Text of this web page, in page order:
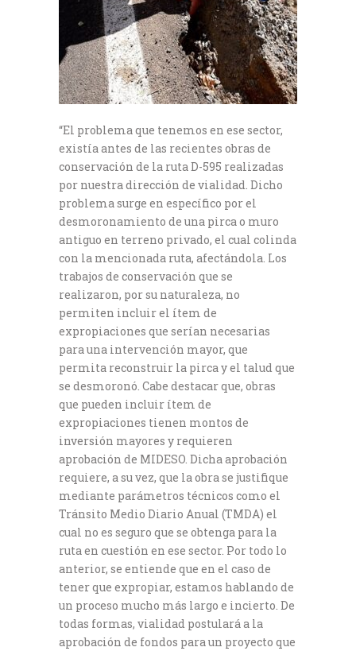
“El problema que tenemos en ese sector,
existía antes de las recientes obras de
conservación de la ruta D-595 realizadas
por nuestra dirección de vialidad. Dicho
problema surge en específico por el
desmoronamiento de una pirca o muro
antiguo en terreno privado, el cual colinda
con la mencionada ruta, afectándola. Los
trabajos de conservación que se
realizaron, por su naturaleza, no
permiten incluir el ítem de
expropiaciones que serían necesarias
para una intervención mayor, que
permita reconstruir la pirca y el talud que
se desmoronó. Cabe destacar que, obras
que pueden incluir ítem de
expropiaciones tienen montos de
inversión mayores y requieren
aprobación de MIDESO. Dicha aprobación
requiere, a su vez, que la obra se justifique
mediante parámetros técnicos como el
Tránsito Medio Diario Anual (TMDA) el
cual no es seguro que se obtenga para la
ruta en cuestión en ese sector. Por todo lo
anterior, se entiende que en el caso de
tener que expropiar, estamos hablando de
un proceso mucho más largo e incierto. De
todas formas, vialidad postulará a la
aprobación de fondos para un proyecto que